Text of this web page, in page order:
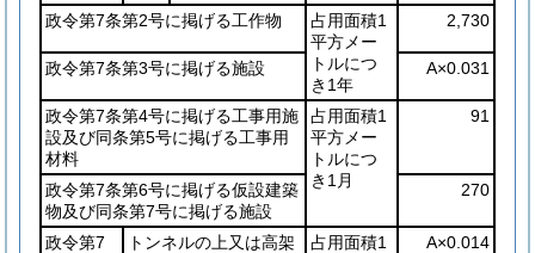
政令第7条第2号に掲げる工作物
占用面積1
平方メー
トルにつ
き1年
2,730
政令第7条第3号に掲げる施設 A×0.031
政令第7条第4号に掲げる工事用施
設及び同条第5号に掲げる工事用
材料
占用面積1
平方メー
トルにつ
き1月
91
政令第7条第6号に掲げる仮設建築
物及び同条第7号に掲げる施設
270
政令第7
トンネルの上又は高架
占用面積1
A×0.014